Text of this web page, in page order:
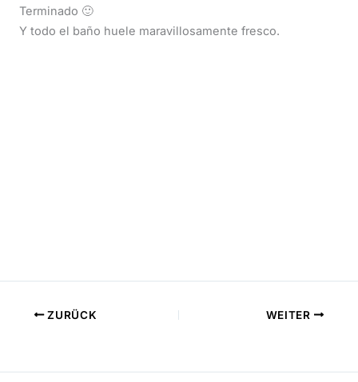
Terminado 🙂
Y todo el baño huele maravillosamente fresco.
ZURÜCK WEITER